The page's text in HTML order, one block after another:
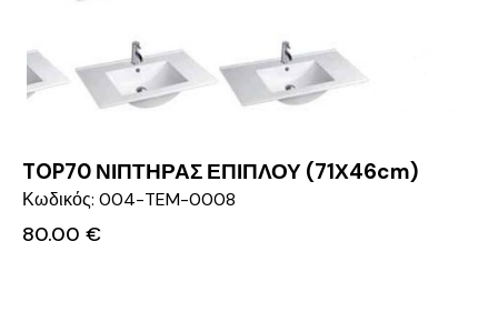
TOP70 ΝΙΠΤΗΡΑΣ ΕΠΙΠΛΟΥ (71Χ46cm)
Κωδικός: 004-TEM-0008
80.00 €